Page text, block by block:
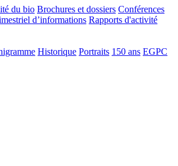
du bio Brochures et dossiers Conférences
d’informations Rapports d'activité
Historique Portraits 150 ans EGPC